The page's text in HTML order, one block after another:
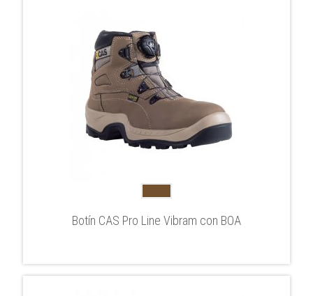
Botín CAS Pro Line Vibram con BOA